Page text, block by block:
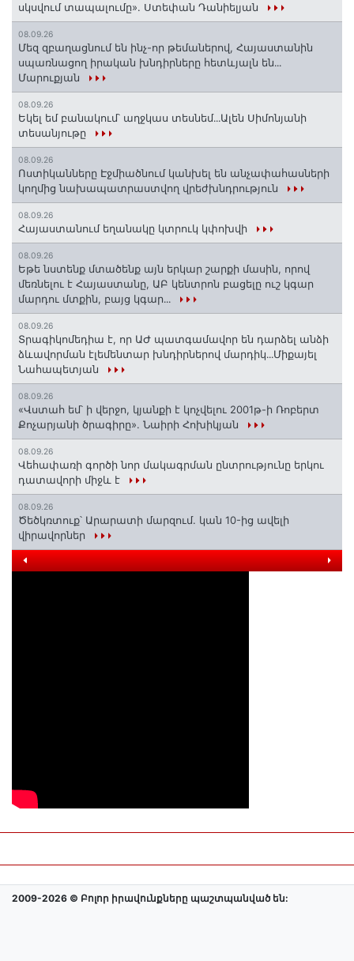
սկսվում տապալումը». Ստեփան Դանիելյան
08.09.26
Մեզ զբաղացնում են ինչ-որ թեմաներով, Հայաստանին
սպառնացող իրական խնդիրները հետևյալն են․․․
Մարուքյան
08.09.26
Եկել եմ բանակում՝ աղջկաս տեսնեմ․․․Ալեն Սիմոնյանի
տեսանյութը
08.09.26
Ոստիկանները Էջմիածնում կանխել են անչափահասների
կողմից նախապատրաստվող վրեժխնդրություն
08.09.26
Հայաստանում եղանակը կտրուկ կփոխվի
08.09.26
Եթե նստենք մտածենք այն երկար շարքի մասին, որով
մեռնելու է Հայաստանը, ԱԲ կենտրոն բացելը ուշ կգար
մարդու մտքին, բայց կգար․․․
08.09.26
Տրագիկոմեդիա է, որ ԱԺ պատգամավոր են դարձել անձի
ձևավորման էլեմենտար խնդիրներով մարդիկ․․․Միքայել
Նահապետյան
08.09.26
«Վստահ եմ՝ ի վերջո, կյանքի է կոչվելու 2001թ-ի Ռոբերտ
Քոչարյանի ծրագիրը». Նաիրի Հոխիկյան
08.09.26
Վեհափառի գործի նոր մակագրման ընտրությունը երկու
դատավորի միջև է
08.09.26
Ծեծկռտուք՝ Արարատի մարզում. կան 10-ից ավելի
վիրավորներ
2009-2026 © Բոլոր իրավունքները պաշտպանված են: